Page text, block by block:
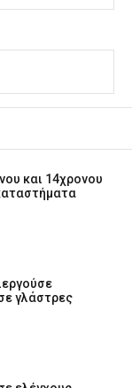
και 14χρονου
γλάστρες